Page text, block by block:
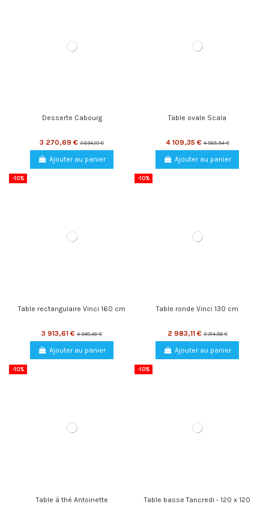
Desserte Cabourg
3 270,69 € 3 634,10 €
Ajouter au panier
Table ovale Scala
4 109,35 € 4 565,94 €
Ajouter au panier
-10%
Table rectangulaire Vinci 160 cm
3 913,61 € 4 348,46 €
Ajouter au panier
-10%
Table ronde Vinci 130 cm
2 983,11 € 3 314,56 €
Ajouter au panier
-10%
Table à thé Antoinette
-10%
Table basse Tancredi - 120 x 120